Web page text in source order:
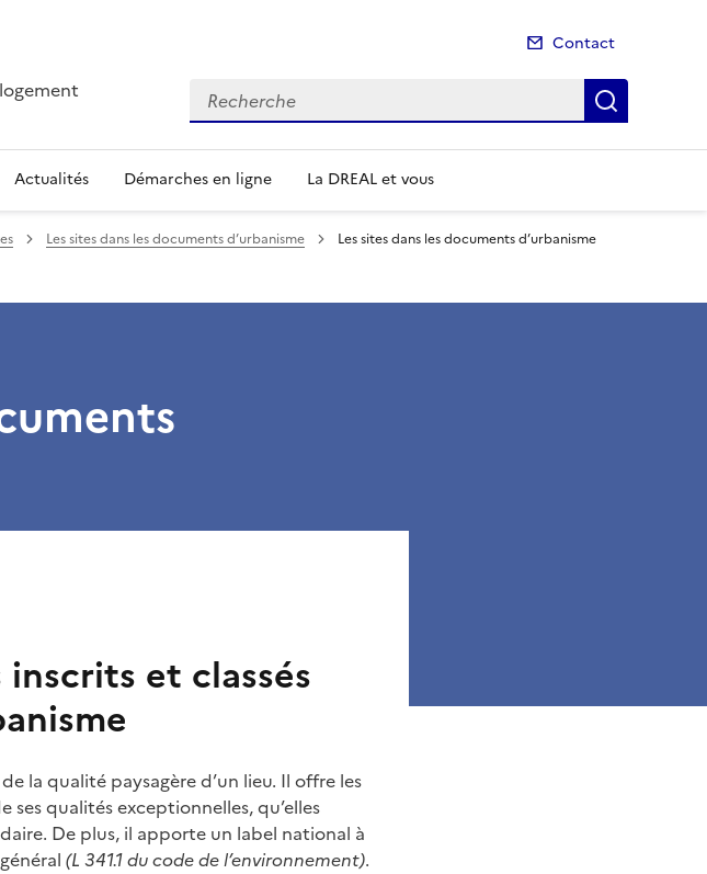
Contact
Recherche
Actualités Démarches en ligne La DREAL et vous
Les sites dans les documents d’urbanisme Les sites dans les documents d’urbanisme
et classés
la qualité paysagère d’un lieu. Il offre les
ses qualités exceptionnelles, qu’elles
De plus, il apporte un label national à
(L 341.1 du code de l’environnement).